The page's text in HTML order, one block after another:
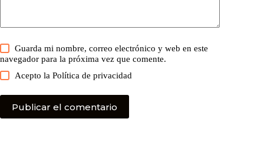
Guarda mi nombre, correo electrónico y web en este
navegador para la próxima vez que comente.
Acepto laPolítica de privacidad
Publicar el comentario